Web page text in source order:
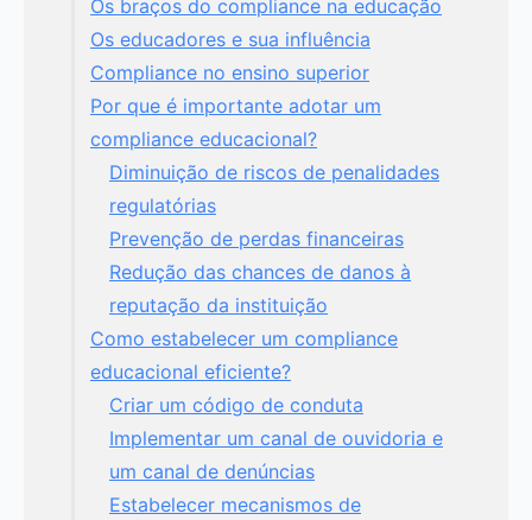
Os braços do compliance na educação
Os educadores e sua influência
Compliance no ensino superior
Por que é importante adotar um
compliance educacional?
Diminuição de riscos de penalidades
regulatórias
Prevenção de perdas financeiras
Redução das chances de danos à
reputação da instituição
Como estabelecer um compliance
educacional eficiente?
Criar um código de conduta
Implementar um canal de ouvidoria e
um canal de denúncias
Estabelecer mecanismos de